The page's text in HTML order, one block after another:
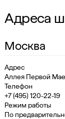
Адреса
Москва
Адрес
Аллея Первой
Телефон
+7 (495) 120-22-19
Режим работы
По